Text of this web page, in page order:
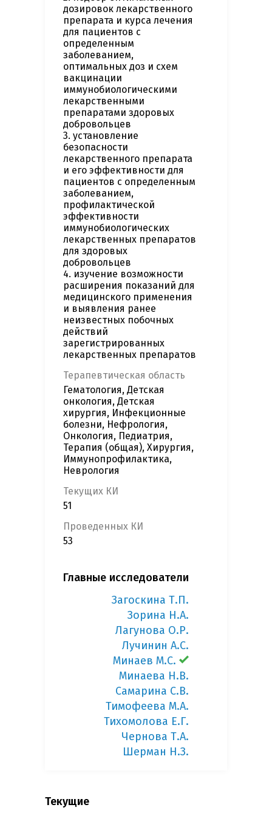
дозировок лекарственного
препарата и курса лечения
для пациентов с
определенным
заболеванием,
оптимальных доз и схем
вакцинации
иммунобиологическими
лекарственными
препаратами здоровых
добровольцев
3. установление
безопасности
лекарственного препарата
и его эффективности для
пациентов с определенным
заболеванием,
профилактической
эффективности
иммунобиологических
лекарственных препаратов
для здоровых
добровольцев
4. изучение возможности
расширения показаний для
медицинского применения
и выявления ранее
неизвестных побочных
действий
зарегистрированных
лекарственных препаратов
Терапевтическая область
Гематология, Детская
онкология, Детская
хирургия, Инфекционные
болезни, Нефрология,
Онкология, Педиатрия,
Терапия (общая), Хирургия,
Иммунопрофилактика,
Неврология
Текущих КИ
51
Проведенных КИ
53
Главные исследователи
Загоскина Т.П.
Зорина Н.А.
Лагунова О.Р.
Лучинин А.С.
Минаев М.С.
Минаева Н.В.
Самарина С.В.
Тимофеева М.А.
Тихомолова Е.Г.
Чернова Т.А.
Шерман Н.З.
Текущие